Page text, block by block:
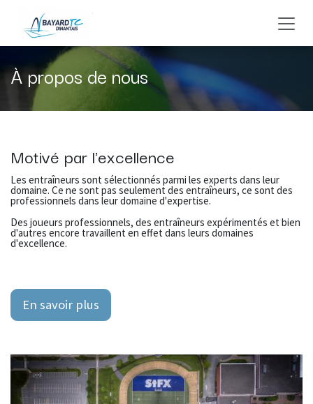
À propos de nous
Motivé par l'excellence
Les entraîneurs sont sélectionnés parmi les experts dans leur
domaine. Ce ne sont pas seulement des entraîneurs, ce sont des
professionnels dans leur domaine d'expertise.
Des joueurs professionnels, des entraîneurs expérimentés et bien
d'autres encore travaillent en effet dans leurs domaines
d'excellence.
En savoir plus